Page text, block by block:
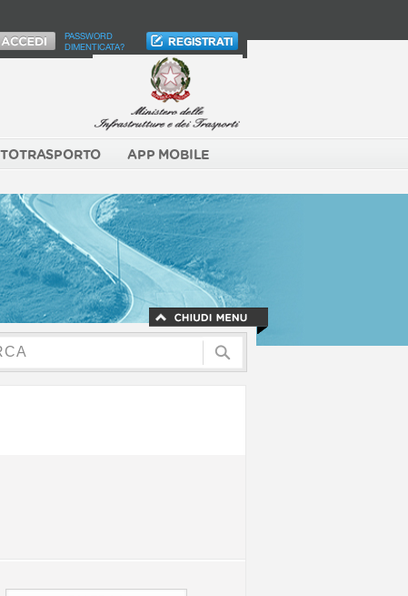
PASSWORD
DIMENTICATA?
APP MOBILE